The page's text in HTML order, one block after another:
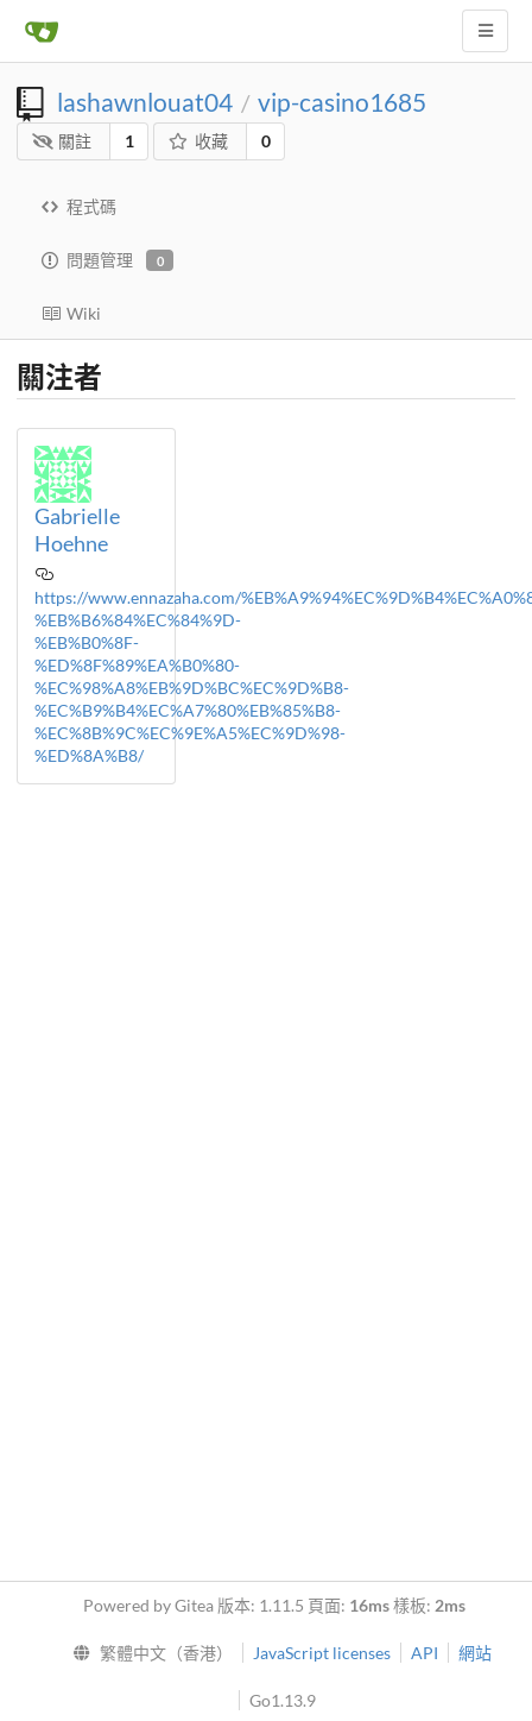
lashawnlouat04 / vip-casino1685
關註 1 收藏 0
程式碼
問題管理 0
Wiki
關注者
Gabrielle
Hoehne
https://www.ennazaha.com/
%EB%B6%84%EC%84%9D-
%EB%B0%8F-
%ED%8F%89%EA%B0%80-
%EC%98%A8%EB%9D%BC%EC%9D%B8-
%EC%B9%B4%EC%A7%80%EB%85%B8-
%EC%8B%9C%EC%9E%A5%EC%9D%98-
%ED%8A%B8/
Powered by Gitea 版本: 1.11.5 頁面: 16ms樣板: 2ms
繁體中文（香港） JavaScript licenses API 網站
Go1.13.9